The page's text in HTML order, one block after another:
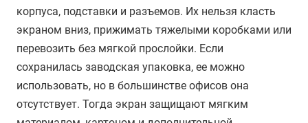
корпуса, подставки и разъемов. Их нельзя класть
экраном вниз, прижимать тяжелыми коробками или
перевозить без мягкой прослойки. Если
сохранилась заводская упаковка, ее можно
использовать, но в большинстве офисов она
отсутствует. Тогда экран защищают мягким